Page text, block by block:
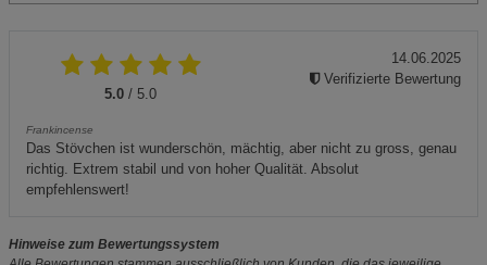
5.0 / 5.0
Frankincense
Das Stövchen ist wunderschön, mächtig, aber nicht zu gross, genau
richtig. Extrem stabil und von hoher Qualität. Absolut
empfehlenswert!
14.06.2025
Verifizierte Bewertung
Hinweise zum Bewertungssystem